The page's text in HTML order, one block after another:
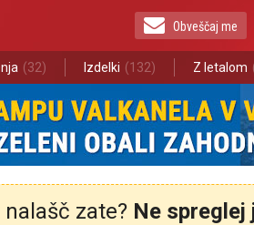
Obveščaj me
(32) Izdelki (132) Z letalom
zate? Ne spreglej